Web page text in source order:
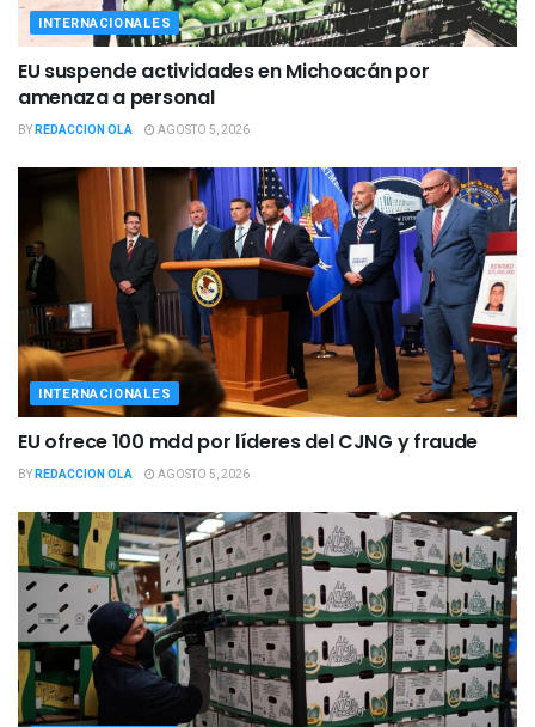
INTERNACIONALES
EU suspende actividades en Michoacán por
amenaza a personal
BYREDACCION OLA AGOSTO 5, 2026
INTERNACIONALES
EU ofrece 100 mdd por líderes del CJNG y fraude
BYREDACCION OLA AGOSTO 5, 2026